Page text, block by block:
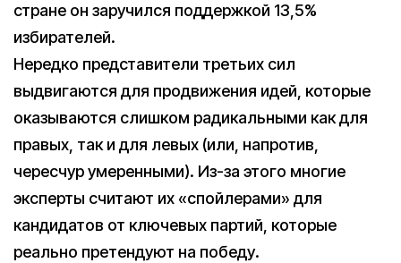
стране он заручился поддержкой 13,5%
избирателей.
Нередко представители третьих сил
выдвигаются для продвижения идей, которые
оказываются слишком радикальными как для
правых, так и для левых (или, напротив,
чересчур умеренными). Из-за этого многие
эксперты считают их «спойлерами» для
кандидатов от ключевых партий, которые
реально претендуют на победу.